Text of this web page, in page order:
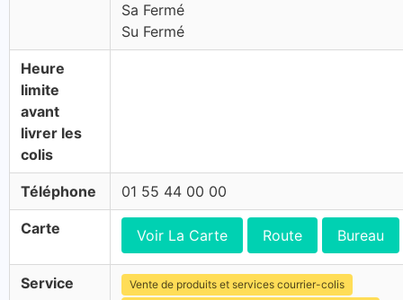
Sa Fermé
Su Fermé
Heure
limite
avant
livrer les
colis
Téléphone 01 55 44 00 00
Carte Voir La Carte Route Bureau
Service
Vente de produits et services courrier-colis